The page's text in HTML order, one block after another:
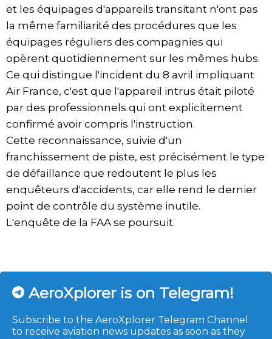
et les équipages d'appareils transitant n'ont pas
la même familiarité des procédures que les
équipages réguliers des compagnies qui
opèrent quotidiennement sur les mêmes hubs.
Ce qui distingue l'incident du 8 avril impliquant
Air France, c'est que l'appareil intrus était piloté
par des professionnels qui ont explicitement
confirmé avoir compris l'instruction.
Cette reconnaissance, suivie d'un
franchissement de piste, est précisément le type
de défaillance que redoutent le plus les
enquêteurs d'accidents, car elle rend le dernier
point de contrôle du système inutile.
L'enquête de la FAA se poursuit.
AeroXplorer is on Telegram!
Subscribe to the AeroXplorer Telegram Channel
to receive aviation news updates as soon as they